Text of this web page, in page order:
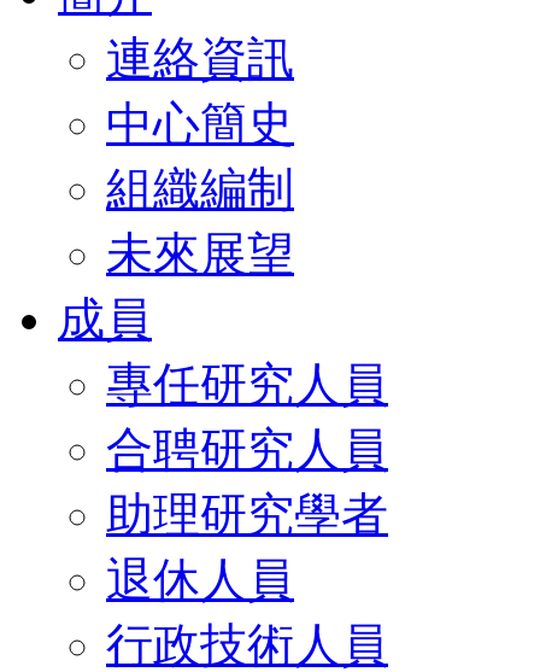
連絡資訊
中心簡史
組織編制
未來展望
成員
專任研究人員
合聘研究人員
助理研究學者
退休人員
行政技術人員